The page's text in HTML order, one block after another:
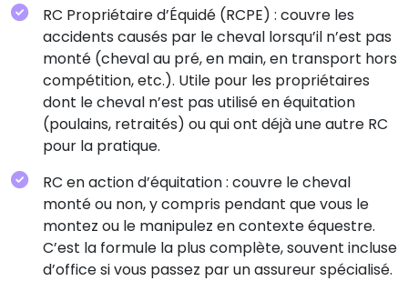
RC Propriétaire d’Équidé (RCPE) : couvre les
accidents causés par le cheval lorsqu’il n’est pas
monté (cheval au pré, en main, en transport hors
compétition, etc.). Utile pour les propriétaires
dont le cheval n’est pas utilisé en équitation
(poulains, retraités) ou qui ont déjà une autre RC
pour la pratique.
RC en action d’équitation : couvre le cheval
monté ou non, y compris pendant que vous le
montez ou le manipulez en contexte équestre.
C’est la formule la plus complète, souvent incluse
d’office si vous passez par un assureur spécialisé.